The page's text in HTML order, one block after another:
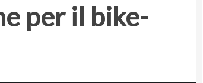
per il bike-